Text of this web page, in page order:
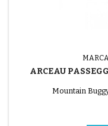
ARCEAU
Mountain